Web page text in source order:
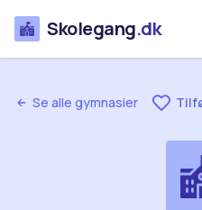
Skolegang.dk
Se alle gymnasier